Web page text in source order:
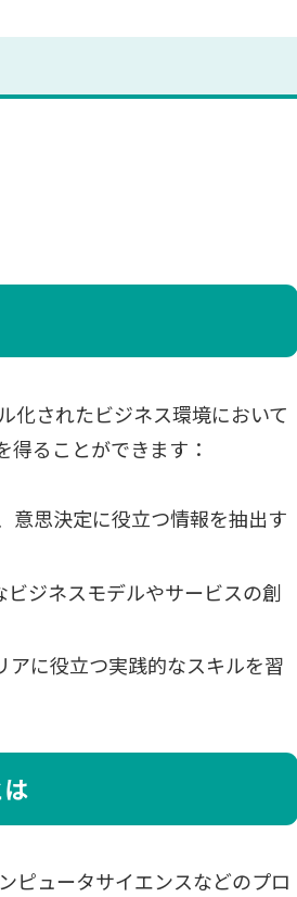
化されたビジネス環境において
ることができます：
意思決定に役立つ情報を抽出す
ジネスモデルやサービスの創
アに役立つ実践的なスキルを習
ピュータサイエンスなどのプロ